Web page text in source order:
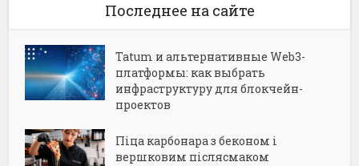
Последнее на сайте
Tatum и альтернативные Web3-
платформы: как выбрать
инфраструктуру для блокчейн-
проектов
Піца карбонара з беконом і
вершковим післясмаком